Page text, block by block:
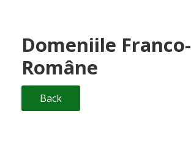
Domeniile Franco-
Române
Back